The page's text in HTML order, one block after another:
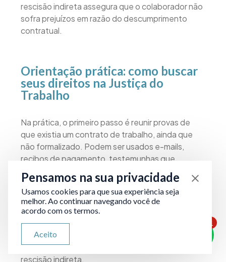
rescisão indireta assegura que o colaborador não
sofra prejuízos em razão do descumprimento
contratual.
Orientação prática: como buscar
seus direitos na Justiça do
Trabalho
Na prática, o primeiro passo é reunir provas de
que existia um contrato de trabalho, ainda que
não formalizado. Podem ser usados e-mails,
recibos de pagamento, testemunhas que
confirmem a rotina do funcionário, além de
documentos que indiquem subordinação à
empresa.
Com esses elementos, o colaborador pode
ingressar com uma ação trabalhista para ver
reconhecido o vínculo e, em seguida, pleitear a
rescisão indireta.
1
Pensamos na sua privacidade
Usamos cookies para que sua experiência seja
melhor. Ao continuar navegando você de
acordo com os termos.
Aceito